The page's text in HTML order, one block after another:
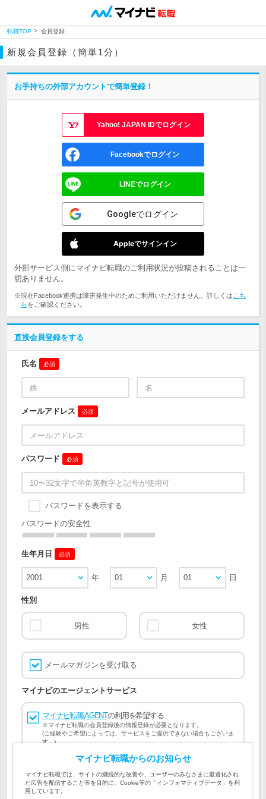
転職TOP 会員登録
新規会員登録（簡単1分）
お手持ちの外部アカウントで簡単登録！
Yahoo! JAPAN IDでログイン
Facebookでログイン
LINEでログイン
Googleでログイン
Appleでサインイン
外部サービス側にマイナビ転職のご利用状況が投稿されることは一
切ありません。
※現在Facebook連携は障害発生中のためご利用いただけません。詳しくは こち
らをご確認ください。
直接会員登録をする
氏名 必須
メールアドレス 必須
パスワード 必須
パスワードを表示する
パスワードの安全性
生年月日 必須
2001 年 01 月 01 日
性別
男性 女性
メールマガジンを受け取る
マイナビのエージェントサービス
マイナビ転職AGENTの利用を希望する
※マイナビ転職の会員登録後の情報登録が必要となります。
(ご経験やご希望によっては、サービスをご提供できない場合もございま
す。)
会員登録には マイナビ転職 会員規約
マイナビ転職AGENT
会員規約、マイナビ転職AGENT 個人情報の取り扱い および
個人情報の取り扱い
マイナビ転職からのお知らせ
マイナビ転職では、サイトの継続的な改善や、ユーザーのみなさまに最適化され
た広告を配信すること等を目的に、Cookie等の「インフォマティブデータ」を利
用しています。